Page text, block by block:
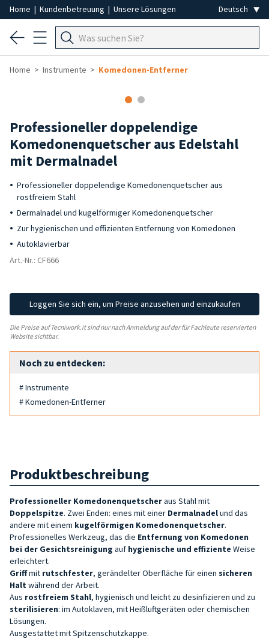
Home | Kundenbetreuung | Unsere Lösungen
Home Instrumente Komedonen-Entferner
Professioneller doppelendige
Komedonenquetscher aus Edelstahl
mit Dermalnadel
Professioneller doppelendige Komedonenquetscher aus
rostfreiem Stahl
Dermalnadel und kugelförmiger Komedonenquetscher
Zur hygienischen und effizienten Entfernung von Komedonen
Autoklavierbar
Art.-Nr.: CF666
Loggen Sie sich ein, um Preise anzusehen und einzukaufen
Die Preise auf Tecniwork.it sind nur nach Anmeldung auf der für Fachleute reservierten
Website sichtbar.
Noch zu entdecken:
# Instrumente
# Komedonen-Entferner
Produktbeschreibung
Professioneller Komedonenquetscheraus Stahl mit
Doppelspitze. Zwei Enden: eines mit einer Dermalnadelund das
andere mit einem kugelförmigen Komedonenquetscher.
Professionelles Werkzeug, das die Entfernung von Komedonen
bei der Gesichtsreinigung auf hygienische und effiziente Weise
erleichtert.
Griffmit rutschfester, gerändelter Oberfläche für einen sicheren
Halt während der Arbeit.
Aus rostfreiem Stahl, hygienisch und leicht zu desinfizieren und zu
sterilisieren: im Autoklaven, mit Heißluftgeräten oder chemischen
Lösungen.
Ausgestattet mit Spitzenschutzkappe.